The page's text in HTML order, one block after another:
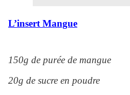
L’insert Mangue
150g de purée de mangue
20g de sucre en poudre